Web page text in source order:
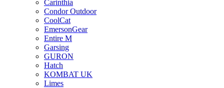
Carinthia
Condor Outdoor
CoolCat
EmersonGear
Entire M
Garsing
GURON
Hatch
KOMBAT UK
Limes